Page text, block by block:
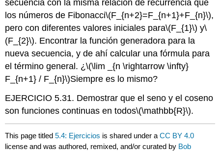
secuencia con la misma relación de recurrencia que
los números de Fibonacci\(F_{n+2}=F_{n+1}+F_{n}\),
pero con diferentes valores iniciales para\(F_{1}\) y\
(F_{2}\). Encontrar la función generadora para la
nueva secuencia, y de ahí calcular una fórmula para
el término general. ¿\(\lim _{n \rightarrow \infty}
F_{n+1} / F_{n}\)Siempre es lo mismo?
EJERCICIO 5.31. Demostrar que el seno y el coseno
son funciones continuas en todos\(\mathbb{R}\).
This page titled5.4: Ejercicios is shared under aCC BY 4.0
license and was authored, remixed, and/or curated by Bob